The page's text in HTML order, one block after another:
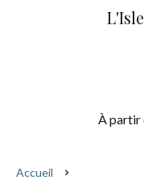
À partir
Accueil